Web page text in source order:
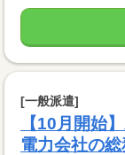
[一般派遣]
【10月開始
電力会社の総